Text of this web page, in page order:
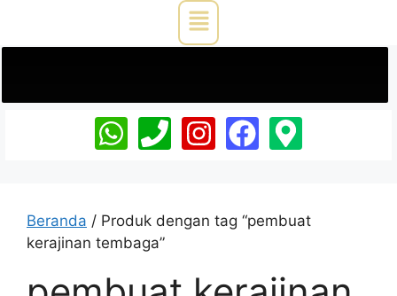
Beranda / Produk dengan tag “pembuat
kerajinan tembaga”